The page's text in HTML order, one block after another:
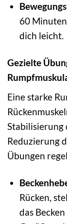
60
dich leicht.
Gezielte
Eine starke
Stabilisierung
Reduzierung
Übungen
Rücken,
das